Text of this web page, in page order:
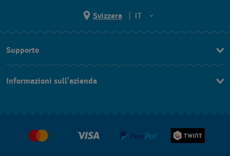
Svizzera
IT
EN
Supporto
Condizioni di vendita
Informazioni sull'azienda